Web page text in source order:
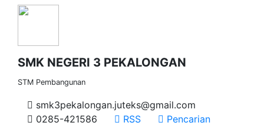
SMK NEGERI 3 PEKALONGAN
STM Pembangunan
smk3pekalongan.juteks@gmail.com
0285-421586
RSS Pencarian